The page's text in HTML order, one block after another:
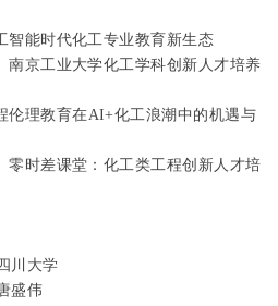
智能时代化工专业教育新生态
南京工业大学化工学科创新人才培养
伦理教育在AI+化工浪潮中的机遇与
零时差课堂：化工类工程创新人才培
川大学
盛伟